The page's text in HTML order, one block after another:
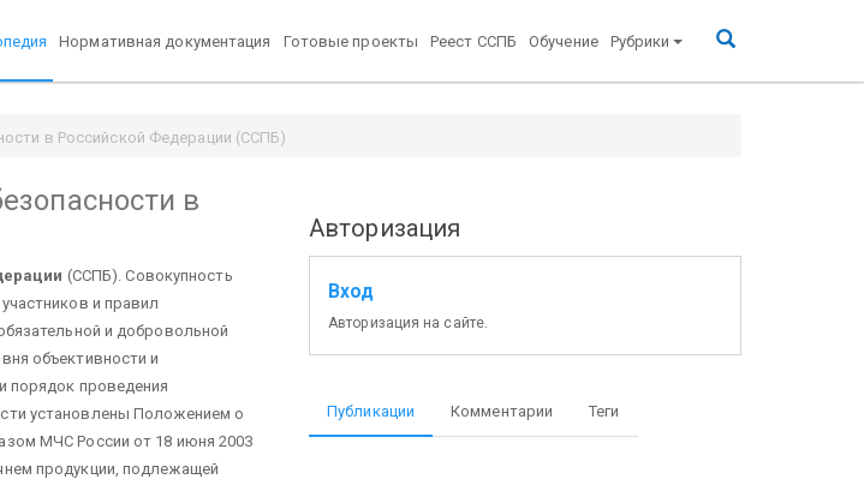
Нормативная документация Готовые проекты Реест ССПБ Обучение Рубрики
в Российской Федерации (ССПБ)
в
(ССПБ). Совокупность
участников и правил
и добровольной
объективности и
порядок проведения
установлены Положением о
МЧС России от 18 июня 200З
продукции, подлежащей
Авторизация
Вход
Авторизация на сайте.
Публикации Комментарии Теги